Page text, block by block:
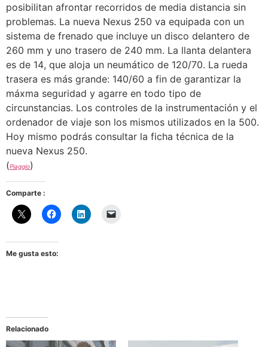
posibilitan afrontar recorridos de media distancia sin
problemas. La nueva Nexus 250 va equipada con un
sistema de frenado que incluye un disco delantero de
260 mm y uno trasero de 240 mm. La llanta delantera
es de 14, que aloja un neumático de 120/70. La rueda
trasera es más grande: 140/60 a fin de garantizar la
máxma seguridad y agarre en todo tipo de
circunstancias. Los controles de la instrumentación y el
ordenador de viaje son los mismos utilizados en la 500.
Hoy mismo podrás consultar la ficha técnica de la
nueva Nexus 250.
(Piaggio)
Comparte :
Me gusta esto:
Relacionado